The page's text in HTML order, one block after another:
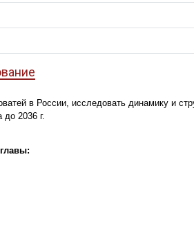
в России, исследовать динамику и
до 2036 г.